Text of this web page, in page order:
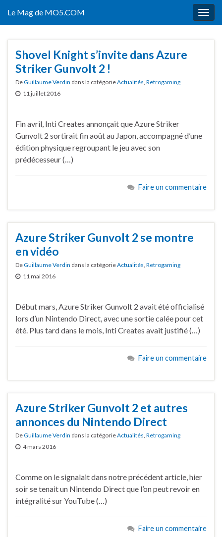
Le Mag de MO5.COM
Shovel Knight s’invite dans Azure
Striker Gunvolt 2 !
DeGuillaume Verdin dans la catégorieActualités, Retrogaming
11 juillet 2016
Fin avril, Inti Creates annonçait que Azure Striker
Gunvolt 2 sortirait fin août au Japon, accompagné d’une
édition physique regroupant le jeu avec son
prédécesseur (…)
Faire un commentaire
Azure Striker Gunvolt 2 se montre
en vidéo
DeGuillaume Verdin dans la catégorieActualités Retrogaming
11 mai 2016
Début mars, Azure Striker Gunvolt 2 avait été officialisé
lors d’un Nintendo Direct, avec une sortie calée pour cet
été. Plus tard dans le mois, Inti Creates avait justifié (…)
Faire un commentaire
Azure Striker Gunvolt 2 et autres
annonces du Nintendo Direct
DeGuillaume Verdin dans la catégorieActualités, Retrogaming
4 mars 2016
Comme on le signalait dans notre précédent article, hier
soir se tenait un Nintendo Direct que l’on peut revoir en
intégralité sur YouTube (…)
Faire un commentaire